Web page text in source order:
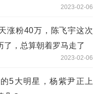
2023-02-06
涨粉40万，陈飞宇这次
了，总算朝着罗马走了
2023-02-06
5大明星，杨紫尹正上